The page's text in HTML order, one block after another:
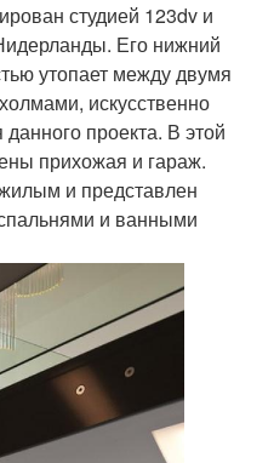
студией 123dv и
Его нижний
утопает между двумя
искусственно
проекта. В этой
прихожая и гараж.
и представлен
и ванными